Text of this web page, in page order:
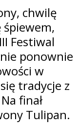
chwilę
śpiewem,
Festiwal
ponownie
w
tradycje z
finał
Tulipan.